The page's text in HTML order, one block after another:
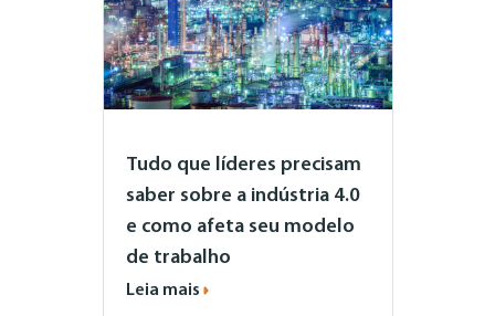
Tudo que líderes precisam
saber sobre a indústria 4.0
e como afeta seu modelo
de trabalho
Leia mais